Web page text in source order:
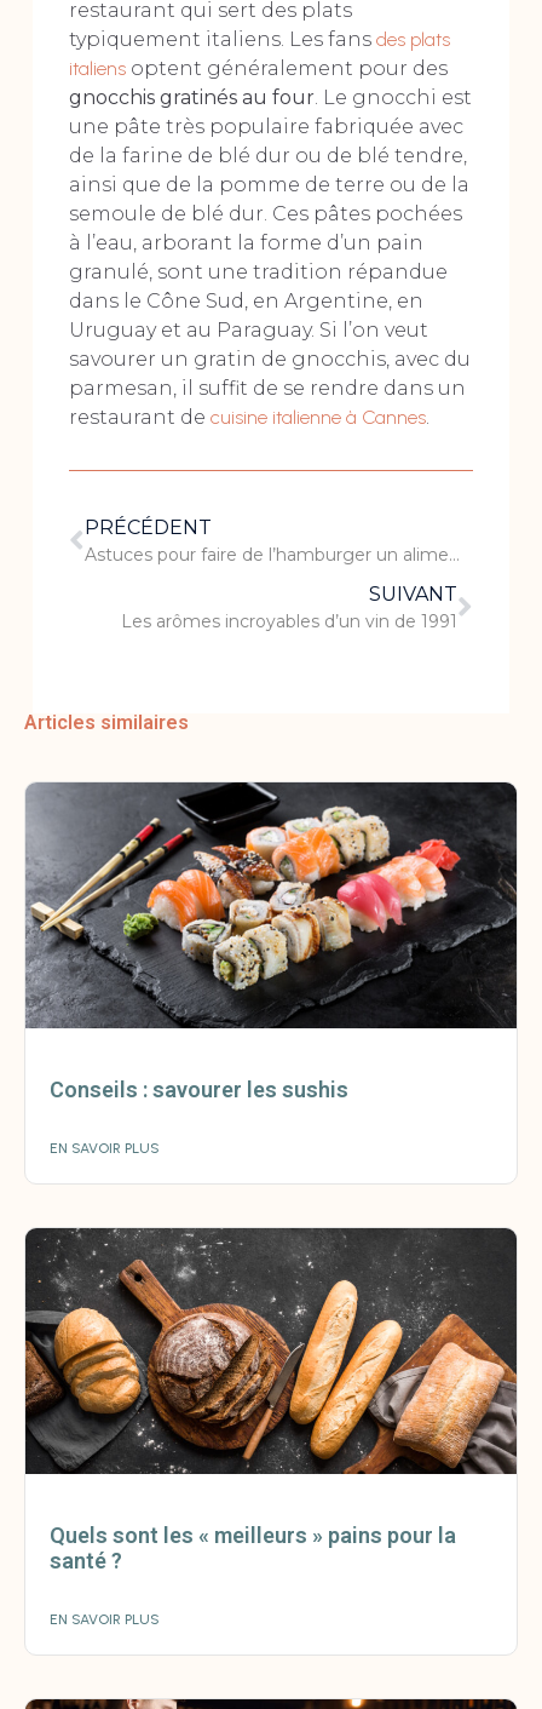
restaurant qui sert des plats
typiquement italiens. Les fans des plats
italiens optent généralement pour des
gnocchis gratinés au four . Le gnocchi est
une pâte très populaire fabriquée avec
de la farine de blé dur ou de blé tendre,
ainsi que de la pomme de terre ou de la
semoule de blé dur. Ces pâtes pochées
à l’eau, arborant la forme d’un pain
granulé, sont une tradition répandue
dans le Cône Sud, en Argentine, en
Uruguay et au Paraguay. Si l’on veut
savourer un gratin de gnocchis, avec du
parmesan, il suffit de se rendre dans un
restaurant de cuisine italienne à Cannes.
PRÉCÉDENT
Astuces pour faire de l’hamburger un aliment plus sain
SUIVANT
Les arômes incroyables d’un vin de 1991
Articles similaires
Conseils : savourer les sushis
EN SAVOIR PLUS
Quels sont les « meilleurs » pains pour la
santé ?
EN SAVOIR PLUS